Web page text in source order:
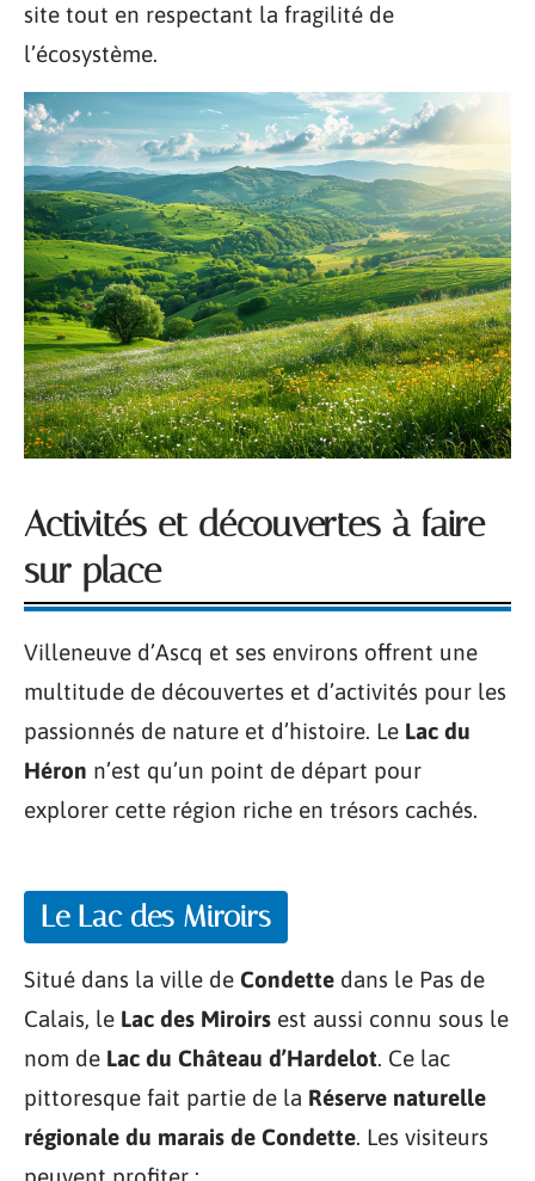
site tout en respectant la fragilité de
l’écosystème.
Activités et découvertes à faire
sur place
Villeneuve d’Ascq et ses environs offrent une
multitude de découvertes et d’activités pour les
passionnés de nature et d’histoire. Le Lac du
Héron n’est qu’un point de départ pour
explorer cette région riche en trésors cachés.
Le Lac des Miroirs
Situé dans la ville de Condette dans le Pas de
Calais, le Lac des Miroirs est aussi connu sous le
nom de Lac du Château d’Hardelot. Ce lac
pittoresque fait partie de la Réserve naturelle
régionale du marais de Condette. Les visiteurs